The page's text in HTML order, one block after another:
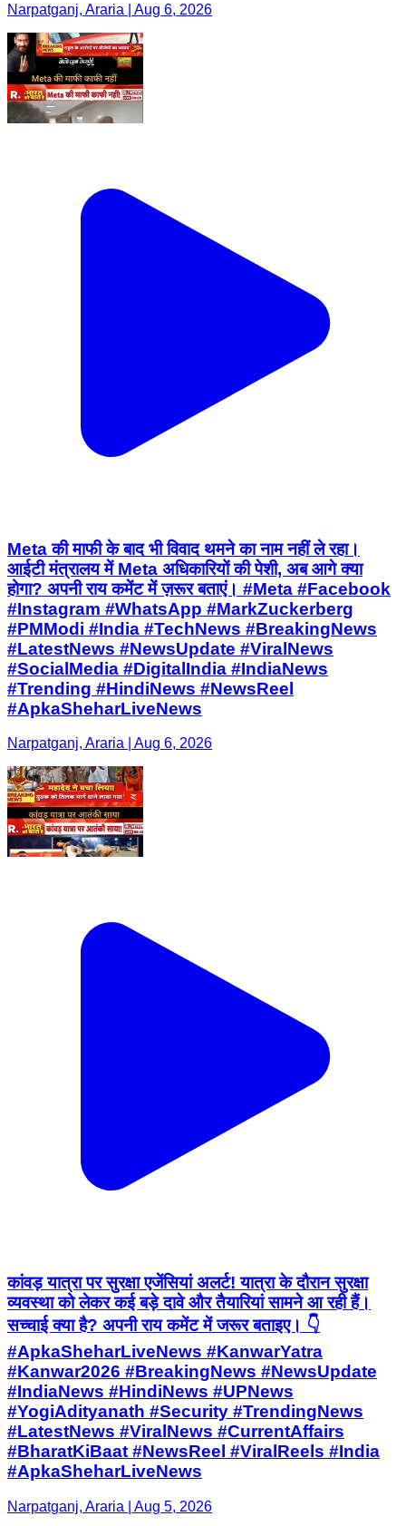
Narpatganj, Araria | Aug 6, 2026
Meta की माफी के बाद भी विवाद थमने का नाम नहीं ले रहा।
आईटी मंत्रालय में Meta अधिकारियों की पेशी, अब आगे क्या
होगा? अपनी राय कमेंट में ज़रूर बताएं। #Meta #Facebook
#Instagram #WhatsApp #MarkZuckerberg
#PMModi #India #TechNews #BreakingNews
#LatestNews #NewsUpdate #ViralNews
#SocialMedia #DigitalIndia #IndiaNews
#Trending #HindiNews #NewsReel
#ApkaSheharLiveNews
Narpatganj, Araria | Aug 6, 2026
कांवड़ यात्रा पर सुरक्षा एजेंसियां अलर्ट! यात्रा के दौरान सुरक्षा
व्यवस्था को लेकर कई बड़े दावे और तैयारियां सामने आ रही हैं।
सच्चाई क्या है? अपनी राय कमेंट में जरूर बताइए। 👇
#ApkaSheharLiveNews #KanwarYatra
#Kanwar2026 #BreakingNews #NewsUpdate
#IndiaNews #HindiNews #UPNews
#YogiAdityanath #Security #TrendingNews
#LatestNews #ViralNews #CurrentAffairs
#BharatKiBaat #NewsReel #ViralReels #India
#ApkaSheharLiveNews
Narpatganj, Araria | Aug 5, 2026